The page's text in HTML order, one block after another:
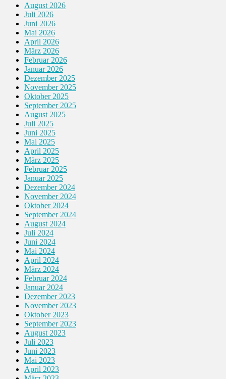
August 2026
Juli 2026
Juni 2026
Mai 2026
April 2026
März 2026
Februar 2026
Januar 2026
Dezember 2025
November 2025
Oktober 2025
September 2025
August 2025
Juli 2025
Juni 2025
Mai 2025
April 2025
März 2025
Februar 2025
Januar 2025
Dezember 2024
November 2024
Oktober 2024
September 2024
August 2024
Juli 2024
Juni 2024
Mai 2024
April 2024
März 2024
Februar 2024
Januar 2024
Dezember 2023
November 2023
Oktober 2023
September 2023
August 2023
Juli 2023
Juni 2023
Mai 2023
April 2023